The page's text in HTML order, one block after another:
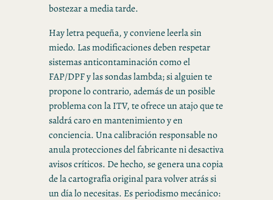
bostezar a media tarde.
Hay letra pequeña, y conviene leerla sin
miedo. Las modificaciones deben respetar
sistemas anticontaminación como el
FAP/DPF y las sondas lambda; si alguien te
propone lo contrario, además de un posible
problema con la ITV, te ofrece un atajo que te
saldrá caro en mantenimiento y en
conciencia. Una calibración responsable no
anula protecciones del fabricante ni desactiva
avisos críticos. De hecho, se genera una copia
de la cartografía original para volver atrás si
un día lo necesitas. Es periodismo mecánico: